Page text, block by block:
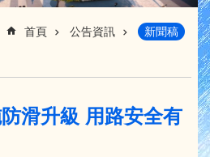
首頁 公告資訊 新聞稿
滑升級 用路安全有